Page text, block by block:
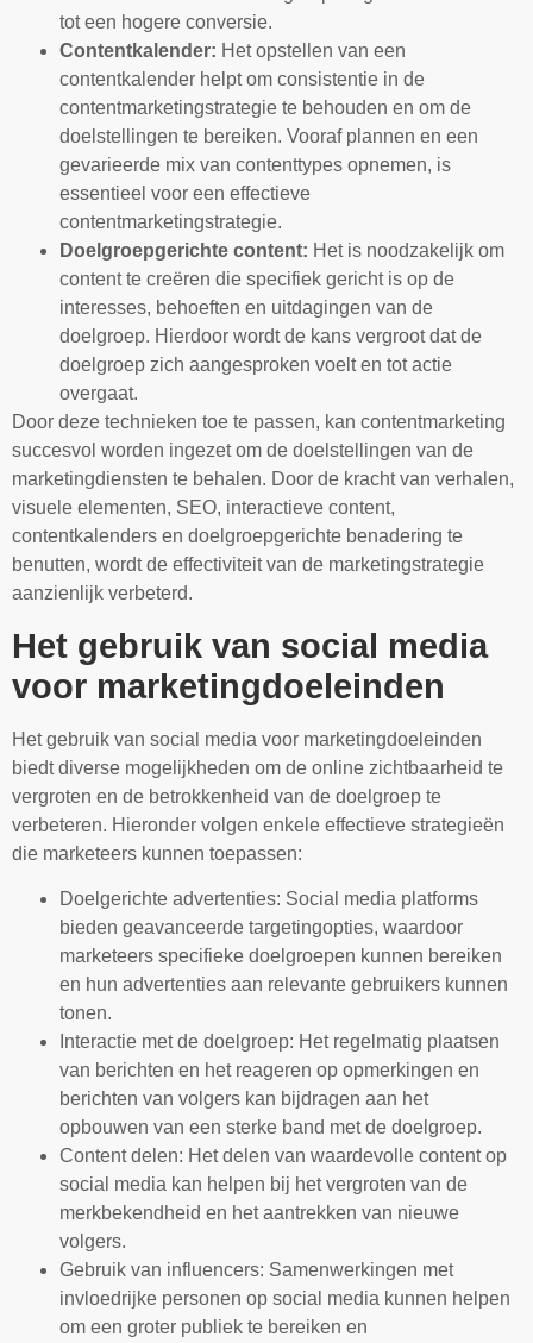
tot een hogere conversie.
Contentkalender: Het opstellen van een
contentkalender helpt om consistentie in de
contentmarketingstrategie te behouden en om de
doelstellingen te bereiken. Vooraf plannen en een
gevarieerde mix van contenttypes opnemen, is
essentieel voor een effectieve
contentmarketingstrategie.
Doelgroepgerichte content: Het is noodzakelijk om
content te creëren die specifiek gericht is op de
interesses, behoeften en uitdagingen van de
doelgroep. Hierdoor wordt de kans vergroot dat de
doelgroep zich aangesproken voelt en tot actie
overgaat.
Door deze technieken toe te passen, kan contentmarketing
succesvol worden ingezet om de doelstellingen van de
marketingdiensten te behalen. Door de kracht van verhalen,
visuele elementen, SEO, interactieve content,
contentkalenders en doelgroepgerichte benadering te
benutten, wordt de effectiviteit van de marketingstrategie
aanzienlijk verbeterd.
Het gebruik van social media
voor marketingdoeleinden
Het gebruik van social media voor marketingdoeleinden
biedt diverse mogelijkheden om de online zichtbaarheid te
vergroten en de betrokkenheid van de doelgroep te
verbeteren. Hieronder volgen enkele effectieve strategieën
die marketeers kunnen toepassen:
Doelgerichte advertenties: Social media platforms
bieden geavanceerde targetingopties, waardoor
marketeers specifieke doelgroepen kunnen bereiken
en hun advertenties aan relevante gebruikers kunnen
tonen.
Interactie met de doelgroep: Het regelmatig plaatsen
van berichten en het reageren op opmerkingen en
berichten van volgers kan bijdragen aan het
opbouwen van een sterke band met de doelgroep.
Content delen: Het delen van waardevolle content op
social media kan helpen bij het vergroten van de
merkbekendheid en het aantrekken van nieuwe
volgers.
Gebruik van influencers: Samenwerkingen met
invloedrijke personen op social media kunnen helpen
om een groter publiek te bereiken en